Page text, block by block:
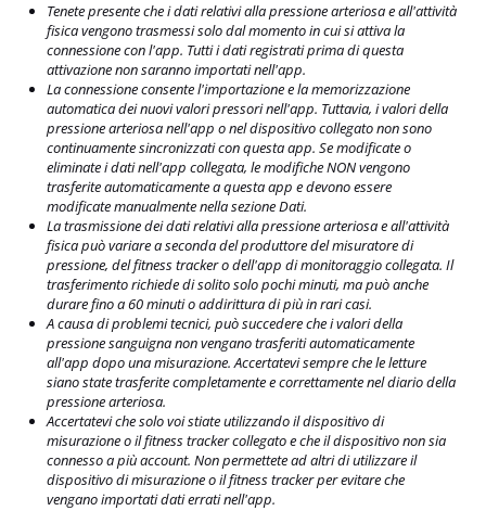
Tenete presente che i dati relativi alla pressione arteriosa e all'attività
fisica vengono trasmessi solo dal momento in cui si attiva la
connessione con l'app. Tutti i dati registrati prima di questa
attivazione non saranno importati nell'app.
La connessione consente l'importazione e la memorizzazione
automatica dei nuovi valori pressori nell'app. Tuttavia, i valori della
pressione arteriosa nell'app o nel dispositivo collegato non sono
continuamente sincronizzati con questa app. Se modificate o
eliminate i dati nell'app collegata, le modifiche NON vengono
trasferite automaticamente a questa app e devono essere
modificate manualmente nella sezione Dati.
La trasmissione dei dati relativi alla pressione arteriosa e all'attività
fisica può variare a seconda del produttore del misuratore di
pressione, del fitness tracker o dell'app di monitoraggio collegata. Il
trasferimento richiede di solito solo pochi minuti, ma può anche
durare fino a 60 minuti o addirittura di più in rari casi.
A causa di problemi tecnici, può succedere che i valori della
pressione sanguigna non vengano trasferiti automaticamente
all'app dopo una misurazione. Accertatevi sempre che le letture
siano state trasferite completamente e correttamente nel diario della
pressione arteriosa.
Accertatevi che solo voi stiate utilizzando il dispositivo di
misurazione o il fitness tracker collegato e che il dispositivo non sia
connesso a più account. Non permettete ad altri di utilizzare il
dispositivo di misurazione o il fitness tracker per evitare che
vengano importati dati errati nell'app.